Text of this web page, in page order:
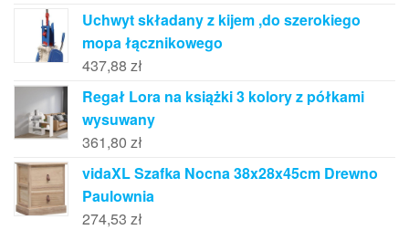
Uchwyt składany z kijem ,do szerokiego
mopa łącznikowego
437,88 zł
Regał Lora na książki 3 kolory z półkami
wysuwany
361,80 zł
vidaXL Szafka Nocna 38x28x45cm Drewno
Paulownia
274,53 zł